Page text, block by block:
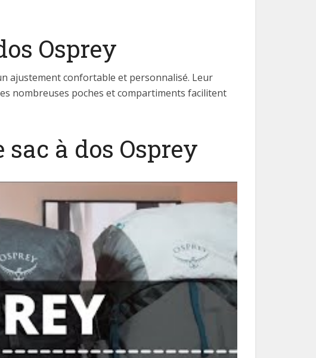
Osprey
ajustement confortable et personnalisé. Leur
nombreuses poches et compartiments facilitent
à dos Osprey